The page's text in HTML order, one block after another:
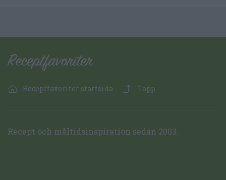
Receptfavoriter startsida Topp
Recept och måltidsinspiration sedan 2003.